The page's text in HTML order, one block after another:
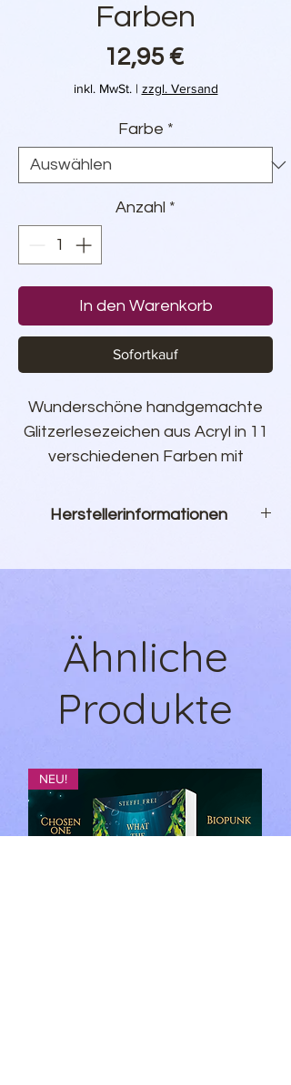
Farben
12,95 €Preis
inkl. MwSt.| zzgl. Versand
Farbe *
Anzahl *
In den Warenkorb
Sofortkauf
Wunderschöne handgemachte
Glitzerlesezeichen aus Acryl in 11
verschiedenen Farben mit
Herstellerinformationen
Inh. Sebastian Hauer
Produkt@wunderzeilen.de
Ähnliche
Produkte
NEU!